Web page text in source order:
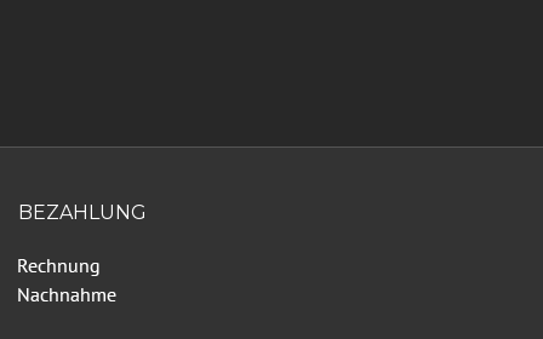
BEZAHLUNG